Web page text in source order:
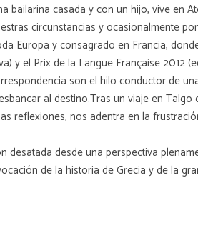
bailarina casada y con un hijo, vive en
circunstancias y ocasionalmente
Europa y consagrado en Francia,
y el Prix de la Langue Française 2012
son el hilo conductor de
al destino.Tras un viaje en
reflexiones, nos adentra en la
desde una perspectiva
de la historia de Grecia y de la